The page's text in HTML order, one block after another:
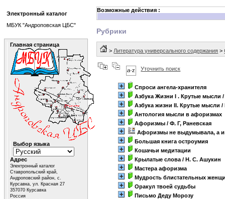
Возможные действия :
Рубрики
> Литература универсального содержания >
Уточнить поиск
Спроси ангела-хранителя
Азбука Жизни I . Крутые мысли /
Азбука жизни II. Крутые мысли /
Антология мысли в афоризмах
Афоризмы / Ф. Г, Раневская
Афоризмы не выдумывала, а
Большая книга остроумия
Кошачьи медитации
Крылатые слова / Н. С. Ашукин
Мастера афоризма
Мудрость блистательных
Оракул твоей судьбы
Письмо Деду Морозу
Электронный каталог
МБУК "Андроповская ЦБС"
Главная страница
Выбор языка
Адрес
Электронный каталог
Ставропольский край,
Андроповский район, с.
Курсавка, ул. Красная 27
357070 Курсавка
Россия